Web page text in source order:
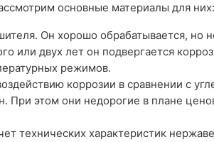
основные материалы для них:
Он хорошо обрабатывается, но
или двух лет он подвергается
режимов.
коррозии в сравнении с
При этом они недорогие в плане
технических характеристик